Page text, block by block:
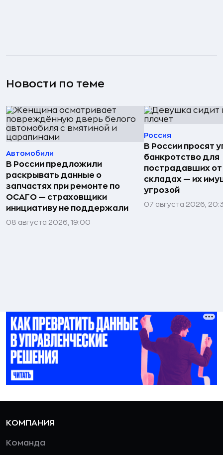
Новости по теме
Автомобили
В России предложили
раскрывать данные о
запчастях при ремонте по
ОСАГО — страховщики
инициативу не поддержали
08 августа 2026, 19:00
Россия
В России просят
банкротство для
пострадавших
складах — их
угрозой
07 августа 2026,
КОМПАНИЯ
Команда